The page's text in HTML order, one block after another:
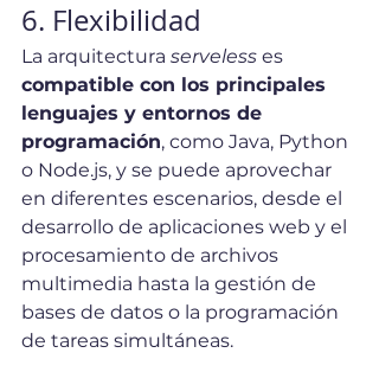
6. Flexibilidad
La arquitectura serveless es
compatible con los principales
lenguajes y entornos de
programación, como Java, Python
o Node.js, y se puede aprovechar
en diferentes escenarios, desde el
desarrollo de aplicaciones web y el
procesamiento de archivos
multimedia hasta la gestión de
bases de datos o la programación
de tareas simultáneas.